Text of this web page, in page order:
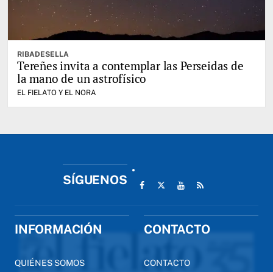
RIBADESELLA
Tereñes invita a contemplar las Perseidas de
la mano de un astrofísico
EL FIELATO Y EL NORA
SÍGUENOS
INFORMACIÓN
QUIÉNES SOMOS
CONTACTO
CONTACTO